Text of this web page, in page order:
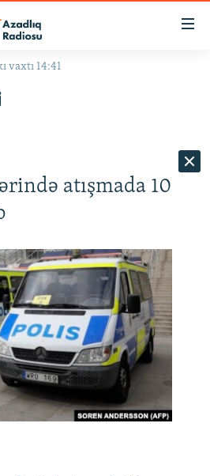
STANDARTLARIMIZ
vaxtı 14:41
atışmada 10